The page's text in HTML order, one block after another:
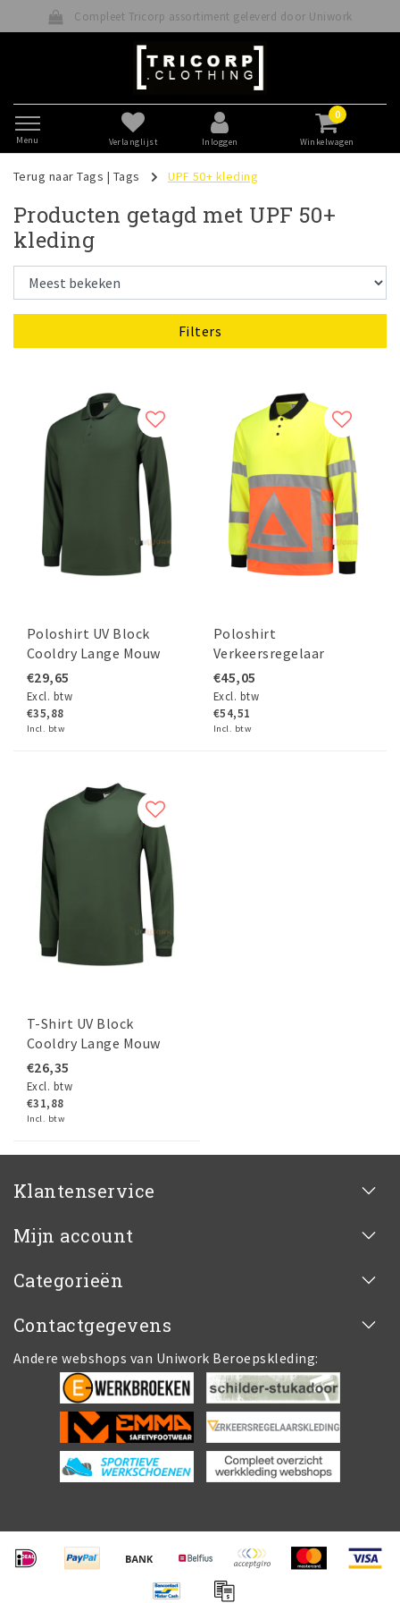
Compleet Tricorp assortiment geleverd door Uniwork
Menu Verlanglijst Inloggen
0
Winkelwagen
Terug naar Tags | Tags UPF 50+ kleding
Producten getagd met UPF 50+
kleding
Filters
Poloshirt UV Block
Cooldry Lange Mouw
€29,65
Excl. btw
€35,88
Incl. btw
Poloshirt
Verkeersregelaar
€45,05
Excl. btw
€54,51
Incl. btw
T-Shirt UV Block
Cooldry Lange Mouw
€26,35
Excl. btw
€31,88
Incl. btw
Klantenservice
Mijn account
Categorieën
Contactgegevens
Andere webshops van Uniwork Beroepskleding: